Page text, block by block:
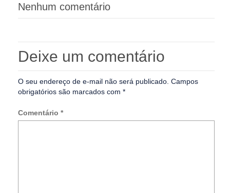
Nenhum comentário
Deixe um comentário
O seu endereço de e-mail não será publicado. Campos
obrigatórios são marcados com *
Comentário *